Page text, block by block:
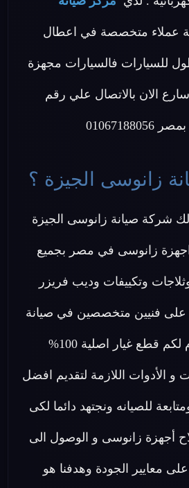
عملاء متخصصة في اعطال
للسيارات فالسيارات مجهزة
الان بالاتصال علي رقم
زانوسى الجيزة ؟
شركة صيانة زانوسى الجيزة
زانوسى في مصر بجميع
وتكييفات وديب فريزر
فنيين متخصصين في صيانة
اجهزة زانوسى وتقدم لكم قطع غيار اصلية 100%
و الأدوات اللازمة لتقديم افضل
للصيانه ونجتهد دائما لكى
أجهزة زانوسى و الوصول الى
معايير الجودة وهدفنا هو